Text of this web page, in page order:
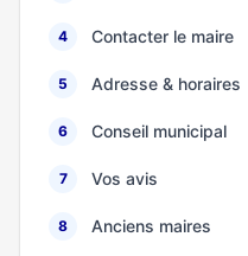
4 Contacter le maire
5 Adresse & horaires
6 Conseil municipal
7 Vos avis
8 Anciens maires